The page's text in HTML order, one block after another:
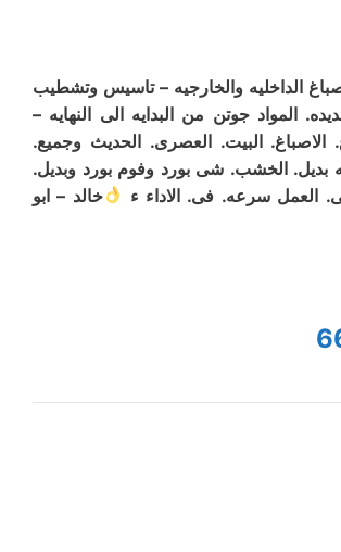
الداخليه والخارجيه – تاسيس وتشطيب
المواد جوتن من البدايه الى النهايه –
الاصباغ. البيت. العصرى. الحديث وجميع.
بديل. الخشب. شى بورد وفوم بورد وبديل.
العمل سرعه. فى. الاداء ء
خالد – ابو